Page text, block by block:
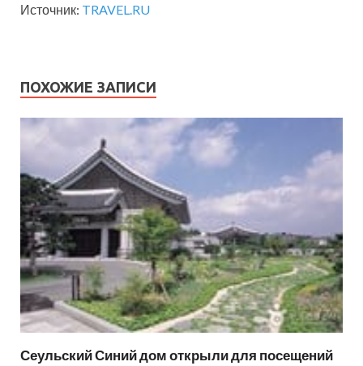
Источник: TRAVEL.RU
ПОХОЖИЕ ЗАПИСИ
Сеульский Синий дом открыли для посещений